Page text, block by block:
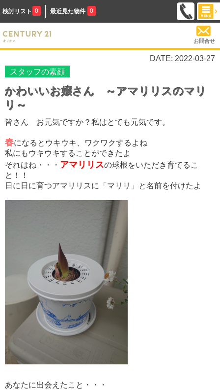
検討リスト 0 最近見た物件 0
お問合せ
DATE: 2022-03-27
スタッフの素顔
かわいいお嬢さん ～アマリリスのマリ
リ～
皆さん お元気ですか？私はとても元気です。
春になるとウキウキ、ワクワクするよね
私にもウキウキすることができたよ
それはね・・・ アマリリスの球根をいただき育てるこ
と！！
日に日に育つアマリリスに「マリリ」と名前を付けたよ
あなたに出会えたこと・・・